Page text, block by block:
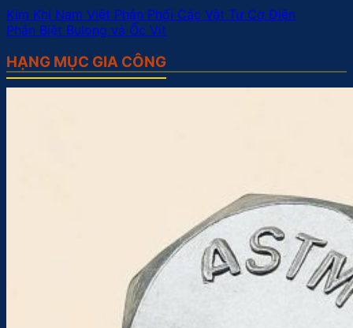
Kim Khí Nam Việt Phân Phối Các Vật Tư Cơ Điện
Phân Biệt Bulong và Ốc Vít
HẠNG MỤC GIA CÔNG